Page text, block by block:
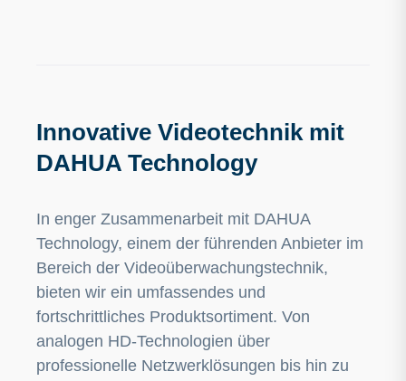
Innovative Videotechnik mit
DAHUA Technology
In enger Zusammenarbeit mit DAHUA
Technology, einem der führenden Anbieter im
Bereich der Videoüberwachungstechnik,
bieten wir ein umfassendes und
fortschrittliches Produktsortiment. Von
analogen HD-Technologien über
professionelle Netzwerklösungen bis hin zu